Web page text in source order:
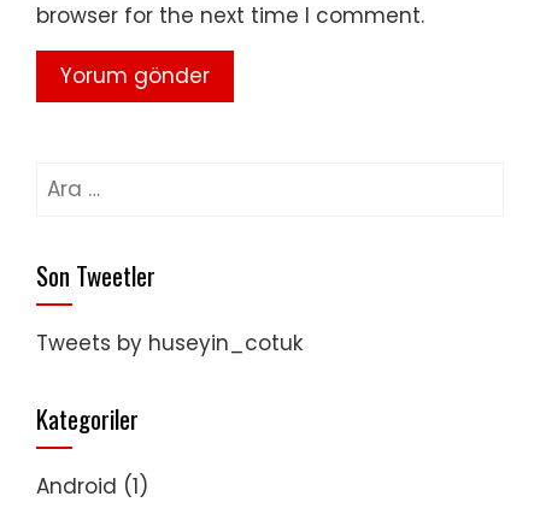
browser for the next time I comment.
Arama:
Son Tweetler
Tweets by huseyin_cotuk
Kategoriler
Android (1)